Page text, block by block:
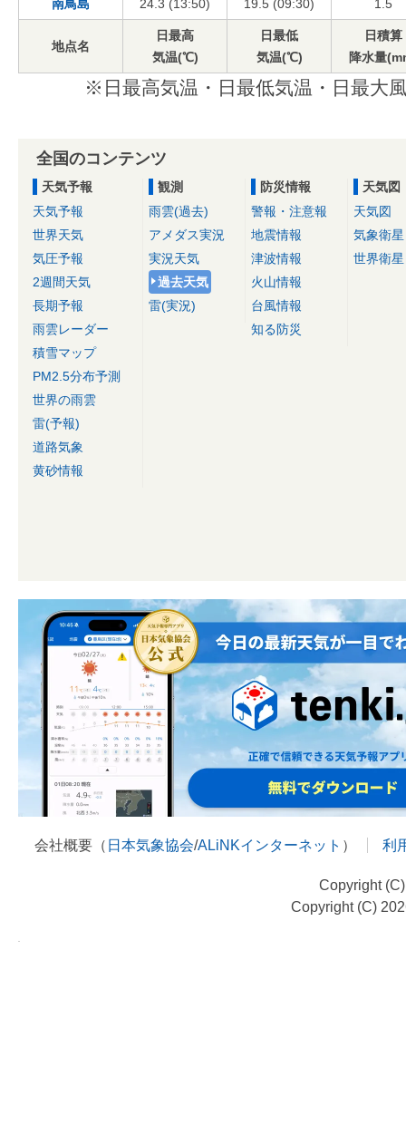
南鳥島 24.3 (13:50) 19.5 (09:30) 1.5
地点名
日最高
気温(℃)
日最低
気温(℃)
日積算
降水量
※日最高気温・日最低気温・日最大
全国のコンテンツ
天気予報
天気予報
世界天気
気圧予報
2週間天気
長期予報
雨雲レーダー
積雪マップ
PM2.5分布予測
世界の雨雲
雷(予報)
道路気象
黄砂情報
観測
雨雲(過去)
アメダス実況
実況天気
過去天気
雷(実況)
防災情報
警報・注意報
地震情報
津波情報
火山情報
台風情報
知る防災
天気図
天気図
気象衛星
世界衛星
会社概要（ 日本気象協会/ALiNKインターネット ） 利
Copyright
Copyright (C)